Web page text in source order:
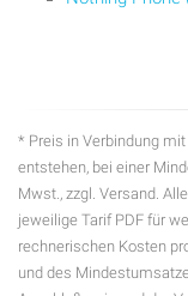
* Preis in Verbindung
entstehen, bei einer
Mwst., zzgl. Versand.
jeweilige Tarif PDF für
rechnerischen Kosten
und des